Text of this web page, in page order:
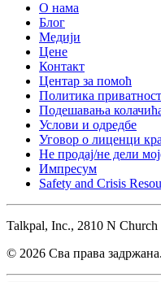
О нама
Блог
Медији
Цене
Контакт
Центар за помоћ
Политика
Подешавања
Услови и одредбе
Уговор о лиценци
Не продај/не дели
Импресум
Safety and Crisis
Talkpal, Inc., 2810 N
© 2026 Сва права задржана.